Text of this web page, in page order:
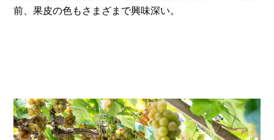
前、果皮の色もさまざまで興味深い。